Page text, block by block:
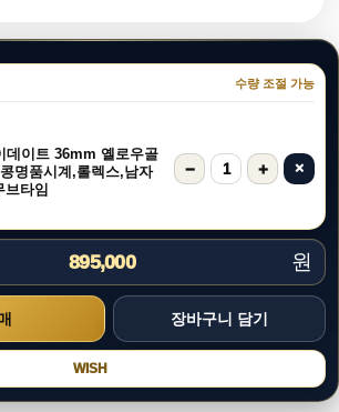
수량 조절 가능
데이트 36mm 옐로우골
명품시계,롤렉스,남자
브타임
− 1 + ×
895,000 원
WISH